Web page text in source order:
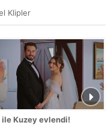
Klipler
ile Kuzey evlendi!